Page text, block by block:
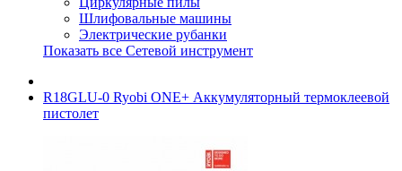
Шлифовальные машины
Электрические рубанки
Показать все Сетевой инструмент
R18GLU-0 Ryobi ONE+ Аккумуляторный термоклеевой
пистолет